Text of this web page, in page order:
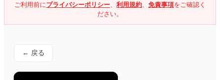
ご利用前にプライバシーポリシー、 利用規約、 免責事項をご確認く
ださい。
← 戻る